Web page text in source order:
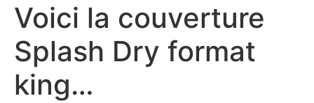
Voici la couverture
Splash Dry format
king…